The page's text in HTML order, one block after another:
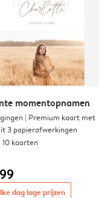
momentopnamen
| Premium kaart met
3 papierafwerkingen
10 kaarten
dag lage prijzen